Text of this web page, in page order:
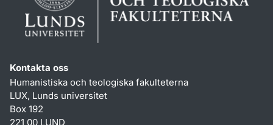
Kontakta oss
Humanistiska och teologiska fakulteterna
LUX, Lunds universitet
Box 192
221 00 LUND